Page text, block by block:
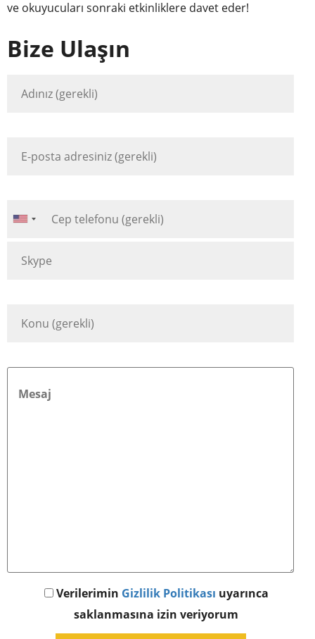
ve okuyucuları sonraki etkinliklere davet eder!
Bize Ulaşın
Verilerimin Gizlilik Politikası uyarınca
saklanmasına izin veriyorum